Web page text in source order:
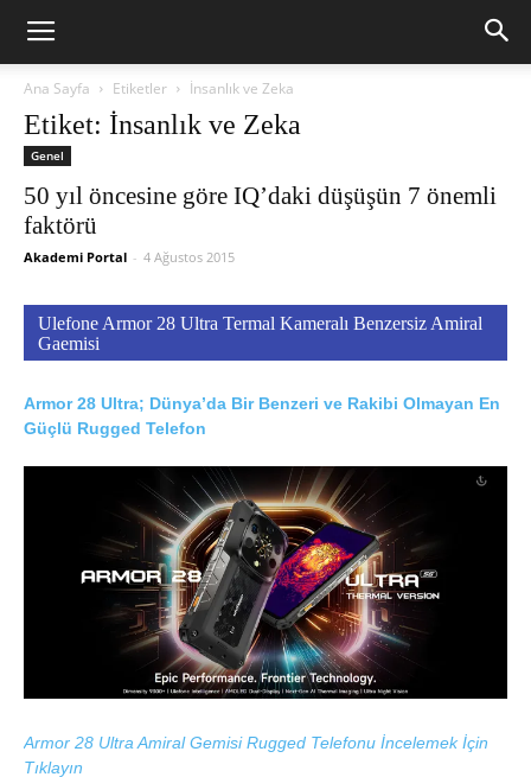
Ana Sayfa Etiketler İnsanlık ve Zeka
Etiket: İnsanlık ve Zeka
Genel
50 yıl öncesine göre IQ’daki düşüşün 7 önemli
faktörü
Akademi Portal - 4 Ağustos 2015
Ulefone Armor 28 Ultra Termal Kameralı Benzersiz Amiral
Gaemisi
Armor 28 Ultra; Dünya’da Bir Benzeri ve Rakibi Olmayan En
Güçlü Rugged Telefon
Armor 28 Ultra Amiral Gemisi Rugged Telefonu İncelemek İçin
Tıklayın